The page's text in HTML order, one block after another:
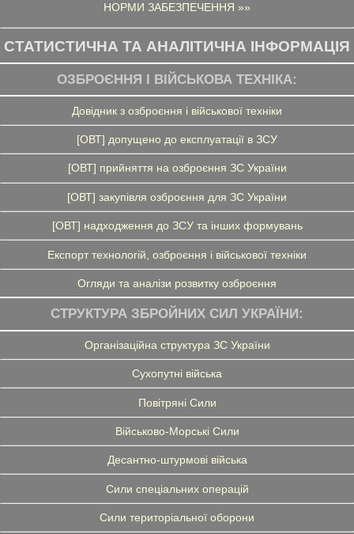
НОРМИ ЗАБЕЗПЕЧЕННЯ »»
СТАТИСТИЧНА ТА АНАЛІТИЧНА ІНФОРМАЦІЯ
ОЗБРОЄННЯ І ВІЙСЬКОВА ТЕХНІКА:
Довідник з озброєння і військової техніки
[ОВТ] допущено до експлуатації в ЗСУ
[ОВТ] прийняття на озброєння ЗС України
[ОВТ] закупівля озброєння для ЗС України
[ОВТ] надходження до ЗСУ та інших формувань
Експорт технологій, озброєння і військової техніки
Огляди та аналізи розвитку озброєння
СТРУКТУРА ЗБРОЙНИХ СИЛ УКРАЇНИ:
Організаційна структура ЗС України
Сухопутні війська
Повітряні Сили
Військово-Морські Сили
Десантно-штурмові війська
Сили спеціальних операцій
Сили територіальної оборони